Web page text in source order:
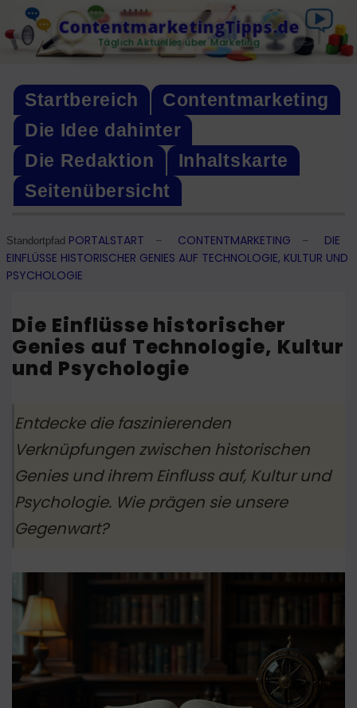
Skip
to
content
ContentmarketingTipps.de
Täglich Aktuelles über Marketing
Startbereich
Contentmarketing
Die Idee dahinter
Die Redaktion
Inhaltskarte
Seitenübersicht
Standortpfad PORTALSTART – CONTENTMARKETING –
DIE
EINFLÜSSE HISTORISCHER GENIES AUF TECHNOLOGIE, KULTUR UND
PSYCHOLOGIE
Die Einflüsse historischer
Genies auf Technologie, Kultur
und Psychologie
Entdecke die faszinierenden
Verknüpfungen zwischen historischen
Genies und ihrem Einfluss auf, Kultur und
Psychologie. Wie prägen sie unsere
Gegenwart?